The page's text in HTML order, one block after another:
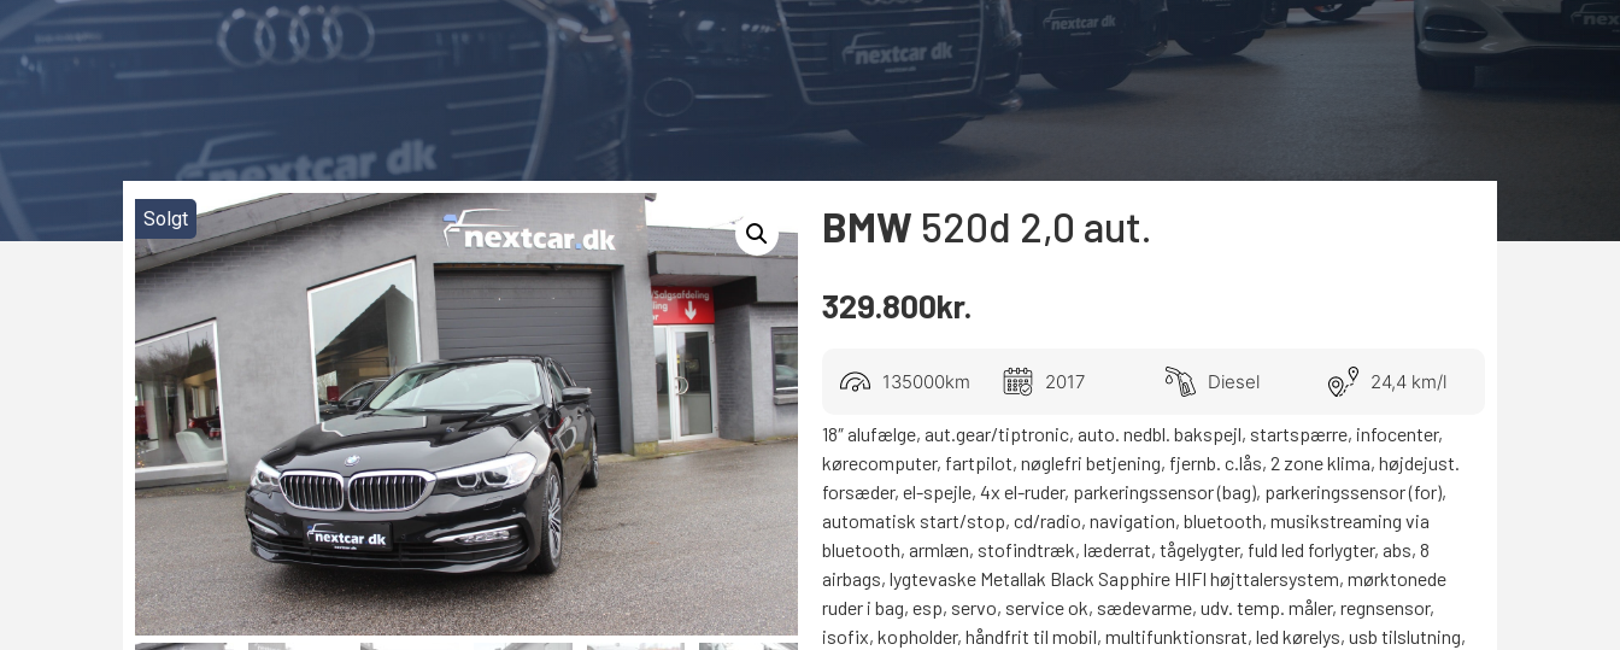
Solgt BMW 520d 2,0 aut.
329.800kr.
135000km 2017 Diesel 24,4 km/l
18″ alufælge, aut.gear/tiptronic, auto. nedbl. bakspejl, startspærre, infocenter,
kørecomputer, fartpilot, nøglefri betjening, fjernb. c.lås, 2 zone klima, højdejust.
forsæder, el-spejle, 4x el-ruder, parkeringssensor (bag), parkeringssensor (for),
automatisk start/stop, cd/radio, navigation, bluetooth, musikstreaming via
bluetooth, armlæn, stofindtræk, læderrat, tågelygter, fuld led forlygter, abs, 8
airbags, lygtevaske Metallak Black Sapphire HIFI højttalersystem, mørktonede
ruder i bag, esp, servo, service ok, sædevarme, udv. temp. måler, regnsensor,
isofix, kopholder, håndfrit til mobil, multifunktionsrat, led kørelys, usb tilslutning,